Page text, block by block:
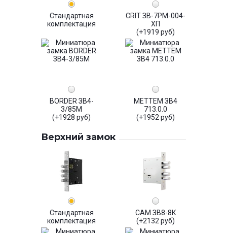
Стандартная
комплектация
CRIT ЗВ-7РМ-004-
ХП
(+1919 руб)
BORDER ЗВ4-
3/85М
(+1928 руб)
МЕТТЕМ ЗВ4
713.0.0
(+1952 руб)
Верхний замок
Стандартная
комплектация
САМ ЗВ8-8К
(+2132 руб)